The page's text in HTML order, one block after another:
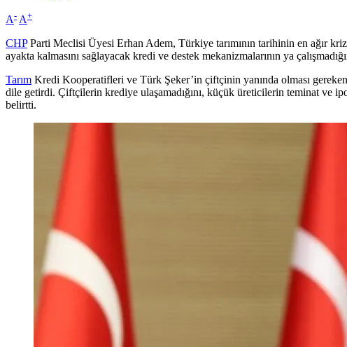
A- A+
CHPParti Meclisi Üyesi Erhan Adem, Türkiye tarımının tarihinin en ağır
ayakta kalmasını sağlayacak kredi ve destek mekanizmalarının ya
Tarım Kredi Kooperatifleri ve Türk Şeker’in çiftçinin yanında olması
dile getirdi. Çiftçilerin krediye ulaşamadığını, küçük üreticilerin teminat ve
belirtti.